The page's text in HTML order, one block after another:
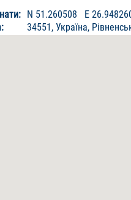
N 51.260508 E
34551, Україна,